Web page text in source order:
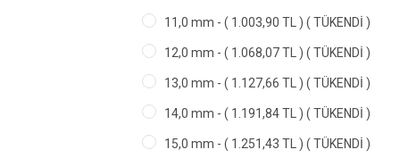
11,0 mm - ( 1.003,90 TL ) ( TÜKENDİ )
12,0 mm - ( 1.068,07 TL ) ( TÜKENDİ )
13,0 mm - ( 1.127,66 TL ) ( TÜKENDİ )
14,0 mm - ( 1.191,84 TL ) ( TÜKENDİ )
15,0 mm - ( 1.251,43 TL ) ( TÜKENDİ )